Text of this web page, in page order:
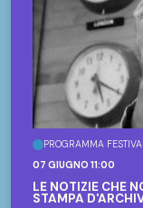
PROGRAMMA
07 GIUGNO 11:00
LE NOTIZIE CHE
STAMPA